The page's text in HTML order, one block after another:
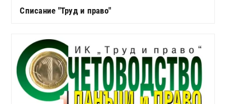
Списание "Труд и право"